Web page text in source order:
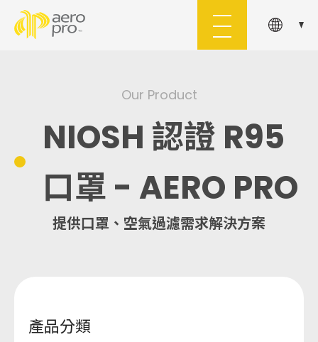
Our Product
NIOSH 認證 R95
口罩 - AERO PRO
提供口罩、空氣過濾需求解決方案
產品分類
Products
應用領域
Custom-Made
客製服務
Document Inquiry